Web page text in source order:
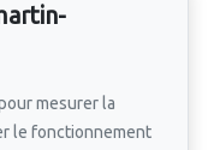
mesurer la
le fonctionnement